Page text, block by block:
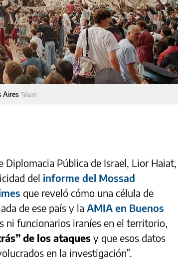
Aires Télam
Pública de Israel, Lior Haiat,
del informe del Mossad
que reveló cómo una célula de
de ese país y la AMIA en Buenos
ni funcionarios iraníes en el territorio,
de los ataquesy que esos datos
en la investigación”.